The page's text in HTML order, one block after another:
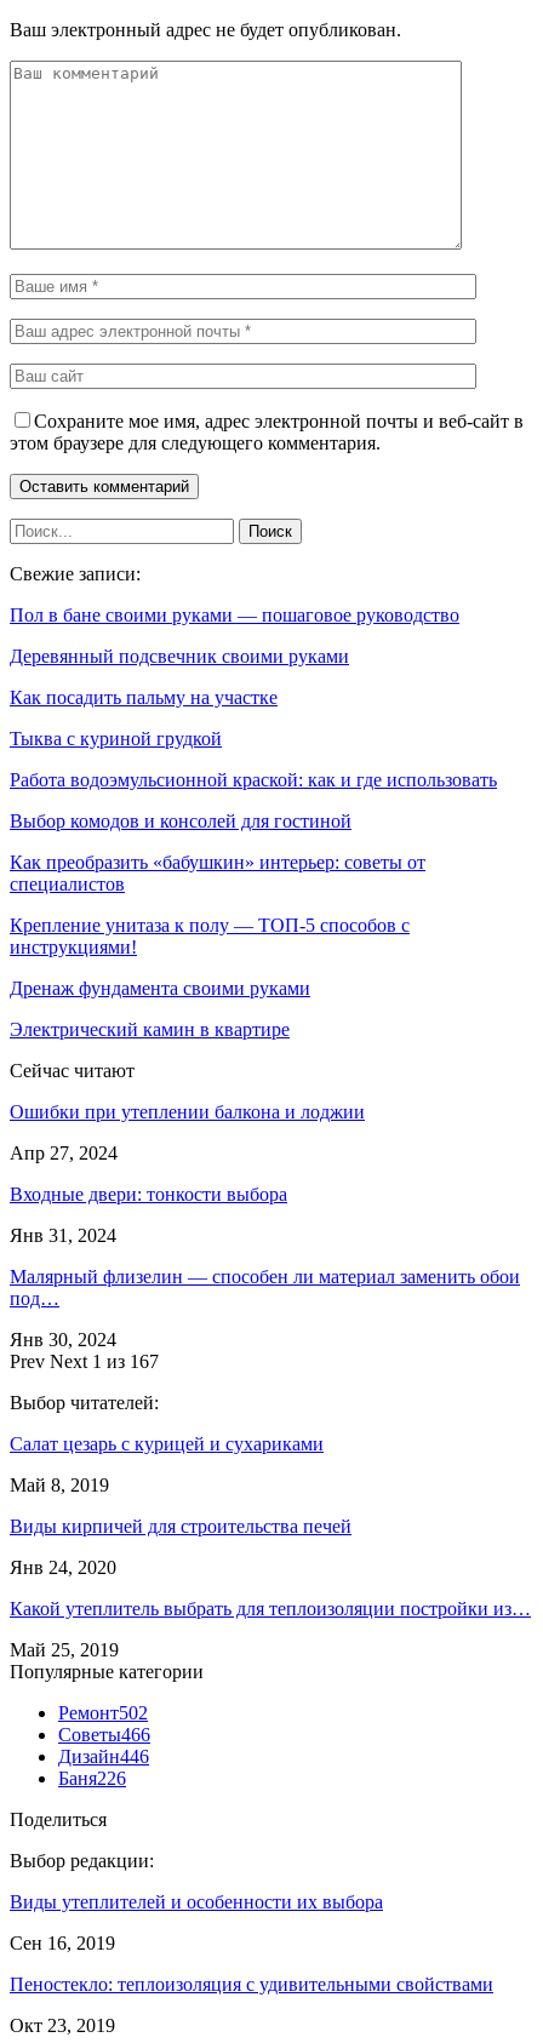
Ваш электронный адрес не будет опубликован.
Сохраните мое имя, адрес электронной почты и веб-сайт в
этом браузере для следующего комментария.
Свежие записи:
Пол в бане своими руками — пошаговое руководство
Деревянный подсвечник своими руками
Как посадить пальму на участке
Тыква с куриной грудкой
Работа водоэмульсионной краской: как и где использовать
Выбор комодов и консолей для гостиной
Как преобразить «бабушкин» интерьер: советы от
специалистов
Крепление унитаза к полу — ТОП-5 способов с
инструкциями!
Дренаж фундамента своими руками
Электрический камин в квартире
Сейчас читают
Ошибки при утеплении балкона и лоджии
Апр 27, 2024
Входные двери: тонкости выбора
Янв 31, 2024
Малярный флизелин — способен ли материал заменить обои
под…
Янв 30, 2024
Prev Next 1 из 167
Выбор читателей:
Салат цезарь с курицей и сухариками
Май 8, 2019
Виды кирпичей для строительства печей
Янв 24, 2020
Какой утеплитель выбрать для теплоизоляции постройки из…
Май 25, 2019
Популярные категории
Ремонт502
Советы466
Дизайн446
Баня226
Поделиться
Выбор редакции:
Виды утеплителей и особенности их выбора
Сен 16, 2019
Пеностекло: теплоизоляция с удивительными свойствами
Окт 23, 2019